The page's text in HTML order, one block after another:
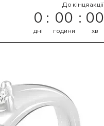
До кінця акції
0
дні
00
години
00
хв